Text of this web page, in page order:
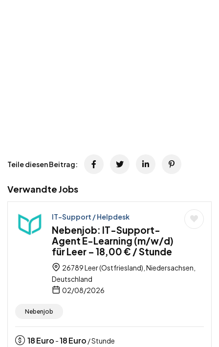
Teile diesen Beitrag:
Verwandte Jobs
IT-Support / Helpdesk
Nebenjob: IT-Support-
Agent E-Learning (m/w/d)
für Leer – 18,00 € / Stunde
26789 Leer (Ostfriesland), Niedersachsen,
Deutschland
02/08/2026
Nebenjob
18Euro -18Euro / Stunde